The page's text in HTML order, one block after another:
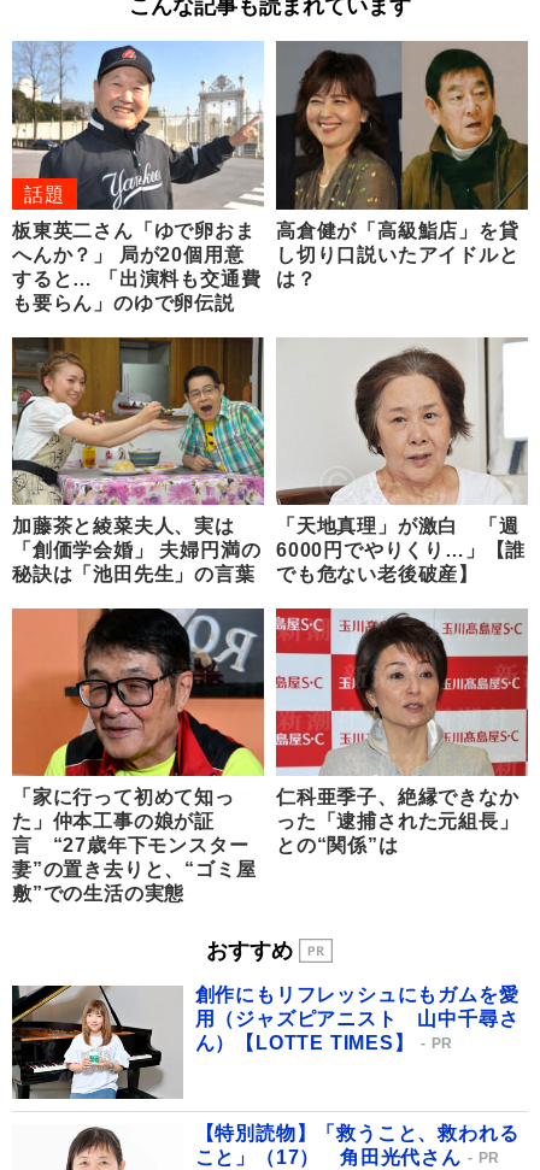
こんな記事も読まれています
話題
板東英二さん「ゆで卵おま
へんか？」 局が20個用意
すると… 「出演料も交通費
も要らん」のゆで卵伝説
高倉健が「高級鮨店」を貸
し切り口説いたアイドルと
は？
加藤茶と綾菜夫人、実は
「創価学会婚」 夫婦円満の
秘訣は「池田先生」の言葉
「天地真理」が激白 「週
6000円でやりくり…」【誰
でも危ない老後破産】
「家に行って初めて知っ
た」仲本工事の娘が証
言 “27歳年下モンスター
妻”の置き去りと、“ゴミ屋
敷”での生活の実態
仁科亜季子、絶縁できなか
った「逮捕された元組長」
との“関係”は
おすすめ
創作にもリフレッシュにもガムを愛
用（ジャズピアニスト 山中千尋さ
ん）【LOTTE TIMES】
PR
【特別読物】「救うこと、救われる
こと」（17） 角田光代さん
PR